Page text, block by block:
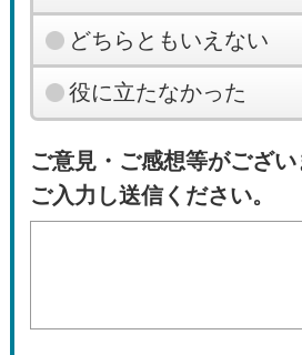
どちらともいえない
役に立たなかった
ご意見・ご感想等がござ
ご入力し送信ください。